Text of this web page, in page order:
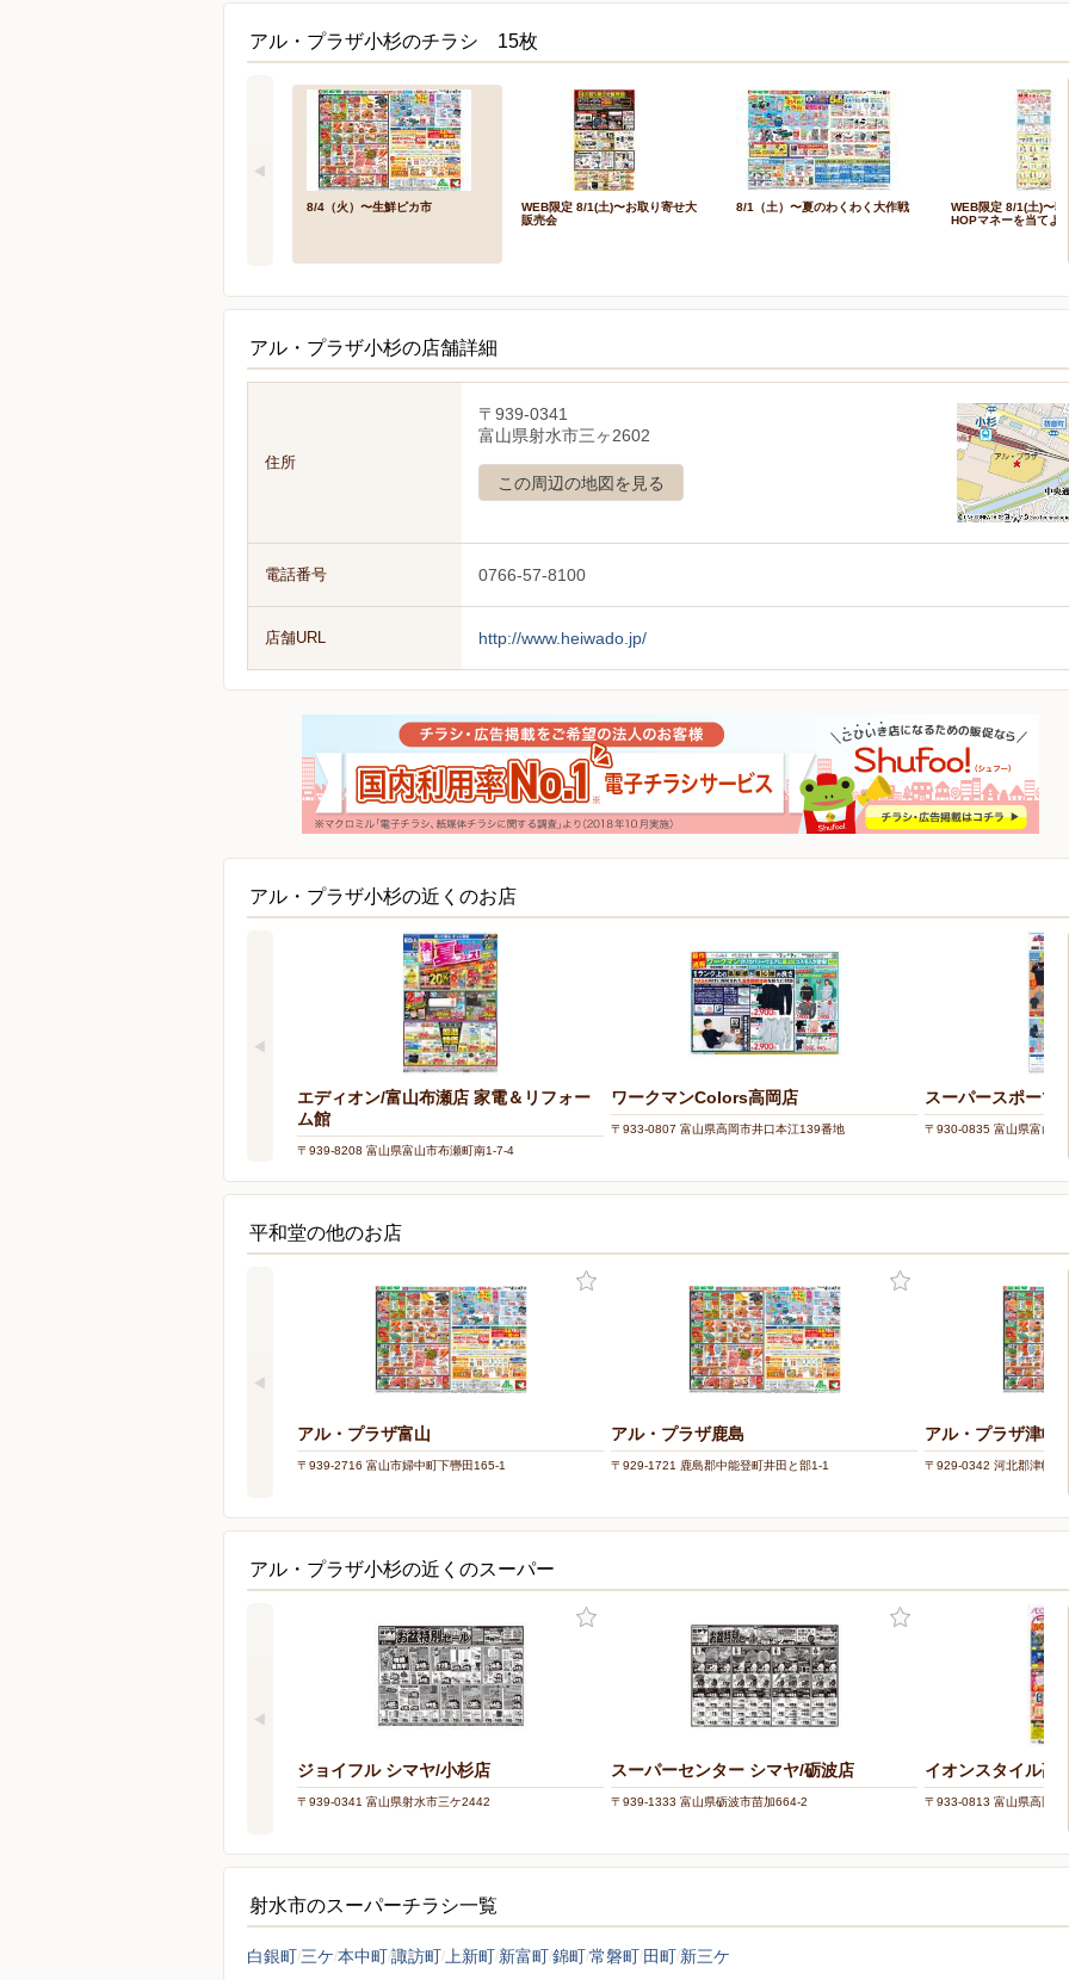
アル・プラザ小杉のチラシ 15枚
8/4（火）〜生鮮ピカ市
WEB限定 8/1(土)〜お取り寄せ大
販売会
8/1（土）〜夏のわくわく大作戦
WEB限定 8/1(土)〜朝
HOPマネーを当てよう
アル・プラザ小杉の店舗詳細
住所
〒939-0341
富山県射水市三ヶ2602
この周辺の地図を見る
電話番号 0766-57-8100
店舗URL http://www.heiwado.jp/
アル・プラザ小杉の近くのお店
エディオン/富山布瀬店 家電＆リフォー
ム館
〒939-8208 富山県富山市布瀬町南1-7-4
ワークマンColors高岡店
〒933-0807 富山県高岡市井口本江139番地
スーパースポーツ
〒930-0835 富山県富山市
平和堂の他のお店
アル・プラザ富山
〒939-2716 富山市婦中町下轡田165-1
アル・プラザ鹿島
〒929-1721 鹿島郡中能登町井田と部1-1
アル・プラザ津幡
〒929-0342 河北郡津幡町
アル・プラザ小杉の近くのスーパー
ジョイフル シマヤ/小杉店
〒939-0341 富山県射水市三ケ2442
スーパーセンター シマヤ/砺波店
〒939-1333 富山県砺波市苗加664-2
イオンスタイル高
〒933-0813 富山県高岡市
射水市のスーパーチラシ一覧
白銀町 三ケ 本中町諏訪町 上新町 新富町錦町常磐町 田町 新三ケ